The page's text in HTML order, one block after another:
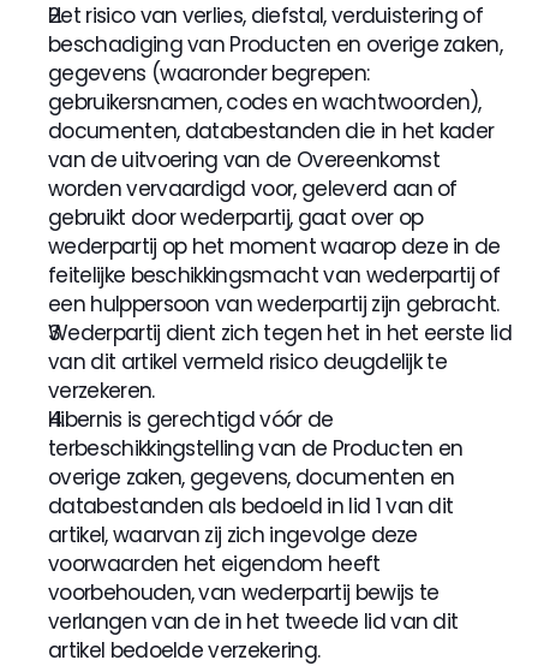
Het risico van verlies, diefstal, verduistering of
beschadiging van Producten en overige zaken,
gegevens (waaronder begrepen:
gebruikersnamen, codes en wachtwoorden),
documenten, databestanden die in het kader
van de uitvoering van de Overeenkomst
worden vervaardigd voor, geleverd aan of
gebruikt door wederpartij, gaat over op
wederpartij op het moment waarop deze in de
feitelijke beschikkingsmacht van wederpartij of
een hulppersoon van wederpartij zijn gebracht.
Wederpartij dient zich tegen het in het eerste lid
van dit artikel vermeld risico deugdelijk te
verzekeren.
Hibernis is gerechtigd vóór de
terbeschikkingstelling van de Producten en
overige zaken, gegevens, documenten en
databestanden als bedoeld in lid 1 van dit
artikel, waarvan zij zich ingevolge deze
voorwaarden het eigendom heeft
voorbehouden, van wederpartij bewijs te
verlangen van de in het tweede lid van dit
artikel bedoelde verzekering.